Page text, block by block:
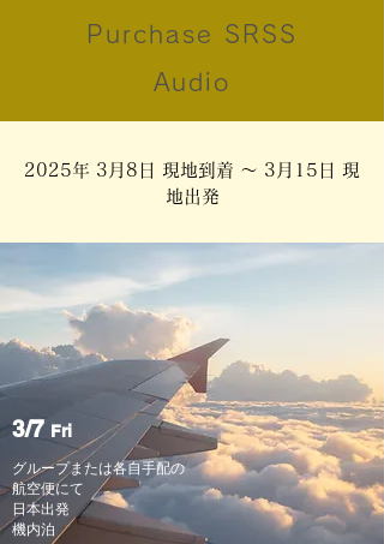
Purchase SRSS
Audio
2025年 3月8日 現地到着 〜 3月15日 現
地出発
3/7 Fri
グループまたは各自手配の
航空便にて
日本出発
​機内泊​